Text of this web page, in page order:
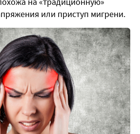
или приступ мигрени.